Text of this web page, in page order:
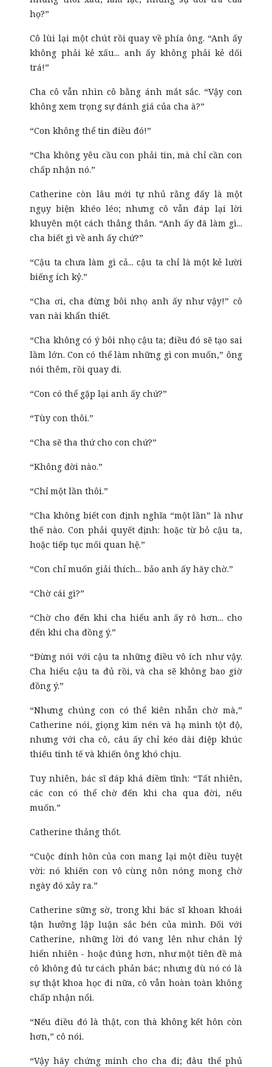
họ?”
Cô lùi lại một chút rồi quay về phía ông. “Anh ấy
không phải kẻ xấu... anh ấy không phải kẻ dối
trá!”
Cha cô vẫn nhìn cô bằng ánh mắt sắc. “Vậy con
không xem trọng sự đánh giá của cha à?”
“Con không thể tin điều đó!”
“Cha không yêu cầu con phải tin, mà chỉ cần con
chấp nhận nó.”
Catherine còn lâu mới tự nhủ rằng đấy là một
ngụy biện khéo léo; nhưng cô vẫn đáp lại lời
khuyên một cách thẳng thắn. “Anh ấy đã làm gì...
cha biết gì về anh ấy chứ?”
“Cậu ta chưa làm gì cả... cậu ta chỉ là một kẻ lười
biếng ích kỷ.”
“Cha ơi, cha đừng bôi nhọ anh ấy như vậy!” cô
van nài khẩn thiết.
“Cha không có ý bôi nhọ cậu ta; điều đó sẽ tạo sai
lầm lớn. Con có thể làm những gì con muốn,” ông
nói thêm, rồi quay đi.
“Con có thể gặp lại anh ấy chứ?”
“Tùy con thôi.”
“Cha sẽ tha thứ cho con chứ?”
“Không đời nào.”
“Chỉ một lần thôi.”
“Cha không biết con định nghĩa “một lần” là như
thế nào. Con phải quyết định: hoặc từ bỏ cậu ta,
hoặc tiếp tục mối quan hệ.”
“Con chỉ muốn giải thích... bảo anh ấy hãy chờ.”
“Chờ cái gì?”
“Chờ cho đến khi cha hiểu anh ấy rõ hơn... cho
đến khi cha đồng ý.”
“Đừng nói với cậu ta những điều vô ích như vậy.
Cha hiểu cậu ta đủ rồi, và cha sẽ không bao giờ
đồng ý.”
“Nhưng chúng con có thể kiên nhẫn chờ mà,”
Catherine nói, giọng kìm nén và hạ mình tột độ,
nhưng với cha cô, câu ấy chỉ kéo dài điệp khúc
thiếu tinh tế và khiến ông khó chịu.
Tuy nhiên, bác sĩ đáp khá điềm tĩnh: “Tất nhiên,
các con có thể chờ đến khi cha qua đời, nếu
muốn.”
Catherine thảng thốt.
“Cuộc đính hôn của con mang lại một điều tuyệt
vời: nó khiến con vô cùng nôn nóng mong chờ
ngày đó xảy ra.”
Catherine sững sờ, trong khi bác sĩ khoan khoái
tận hưởng lập luận sắc bén của mình. Đối với
Catherine, những lời đó vang lên như chân lý
hiển nhiên - hoặc đúng hơn, như một tiên đề mà
cô không đủ tư cách phản bác; nhưng dù nó có là
sự thật khoa học đi nữa, cô vẫn hoàn toàn không
chấp nhận nổi.
“Nếu điều đó là thật, con thà không kết hôn còn
hơn,” cô nói.
“Vậy hãy chứng minh cho cha đi; đâu thể phủ